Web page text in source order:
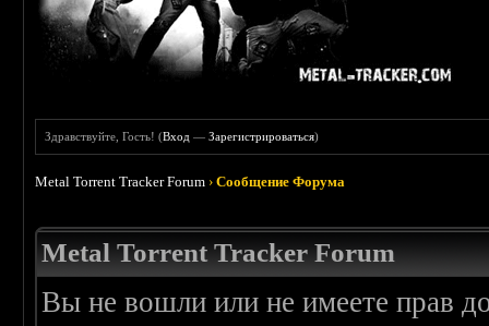
Здравствуйте, Гость! (Вход —Зарегистрироваться)
Metal Torrent Tracker Forum ›Сообщение Форума
Metal Torrent Tracker Forum
Вы не вошли или не имеете прав